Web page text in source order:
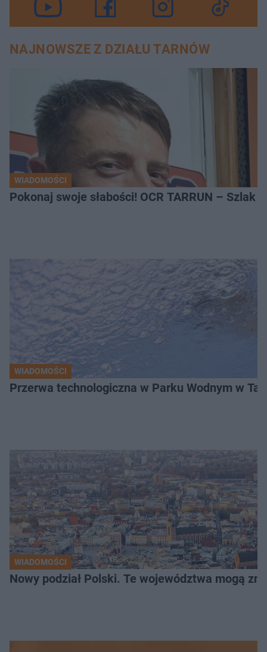
NAJNOWSZE Z DZIAŁU TARNÓW
WIADOMOŚCI
Pokonaj swoje słabości! OCR TARRUN – Szlak
WIADOMOŚCI
Przerwa technologiczna w Parku Wodnym w
WIADOMOŚCI
Nowy podział Polski. Te województwa mogą